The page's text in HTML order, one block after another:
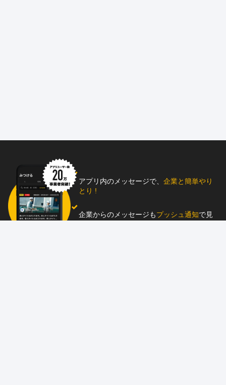
アプリ内のメッセージで、 企業と簡単やり
とり !
企業からのメッセージもプッシュ通知で見